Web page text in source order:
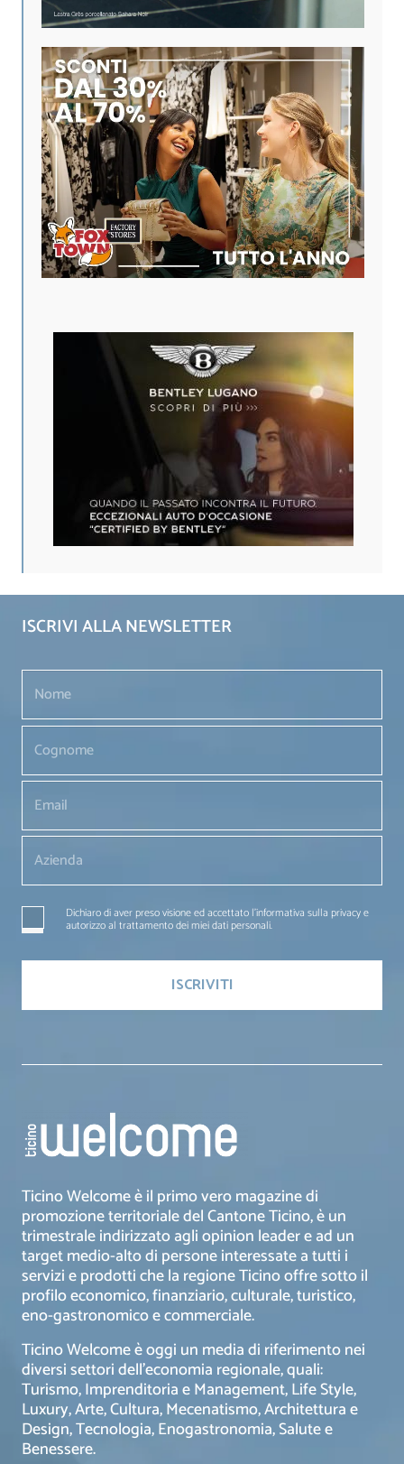
ISCRIVI ALLA NEWSLETTER
Dichiaro di aver preso visione ed accettato l'informativa sulla privacy e
autorizzo al trattamento dei miei dati personali.
Ticino Welcome è il primo vero magazine di
promozione territoriale del Cantone Ticino, è un
trimestrale indirizzato agli opinion leader e ad un
target medio-alto di persone interessate a tutti i
servizi e prodotti che la regione Ticino offre sotto il
profilo economico, finanziario, culturale, turistico,
eno-gastronomico e commerciale.
Ticino Welcome è oggi un media di riferimento nei
diversi settori dell’economia regionale, quali:
Turismo, Imprenditoria e Management, Life Style,
Luxury, Arte, Cultura, Mecenatismo, Architettura e
Design, Tecnologia, Enogastronomia, Salute e
Benessere.